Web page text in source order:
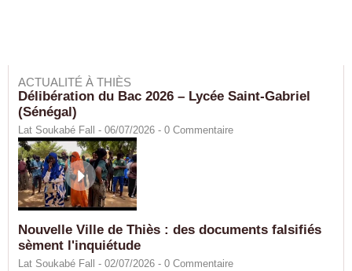
ACTUALITÉ À THIÈS
Délibération du Bac 2026 – Lycée Saint-Gabriel
(Sénégal)
Lat Soukabé Fall - 06/07/2026 - 0 Commentaire
Nouvelle Ville de Thiès : des documents falsifiés
sèment l'inquiétude
Lat Soukabé Fall - 02/07/2026 - 0 Commentaire